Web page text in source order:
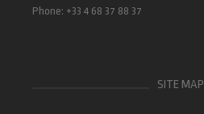
Phone: +33 4 68 37 88 37
SITE MAP